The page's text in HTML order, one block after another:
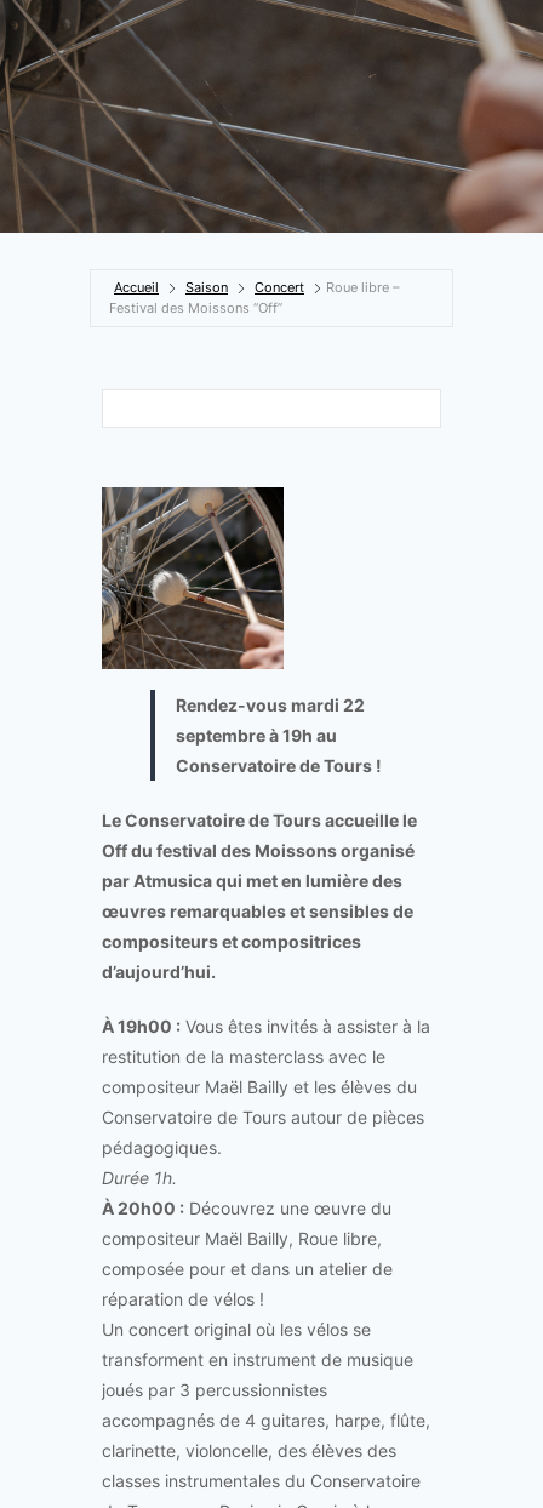
Accueil Saison Concert
Roue libre –
Festival des Moissons “Off”
Rendez-vous mardi 22
septembre à 19h au
Conservatoire de Tours !
Le Conservatoire de Tours accueille le
Off du festival des Moissons organisé
par Atmusica qui met en lumière des
œuvres remarquables et sensibles de
compositeurs et compositrices
d’aujourd’hui.
À 19h00 : Vous êtes invités à assister à la
restitution de la masterclass avec le
compositeur Maël Bailly et les élèves du
Conservatoire de Tours autour de pièces
pédagogiques.
Durée 1h.
À 20h00 : Découvrez une œuvre du
compositeur Maël Bailly, Roue libre,
composée pour et dans un atelier de
réparation de vélos !
Un concert original où les vélos se
transforment en instrument de musique
joués par 3 percussionnistes
accompagnés de 4 guitares, harpe, flûte,
clarinette, violoncelle, des élèves des
classes instrumentales du Conservatoire